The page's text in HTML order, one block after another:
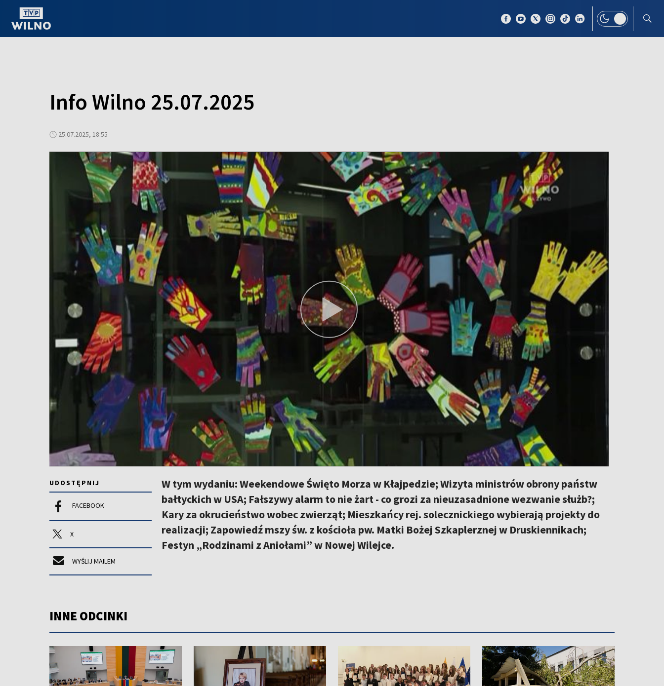
Info Wilno 25.07.2025
25.07.2025, 18:55
UDOSTĘPNIJ
FACEBOOK
X
WYŚLIJ MAILEM
W tym wydaniu: Weekendowe Święto Morza w Kłajpedzie; Wizyta ministrów obrony państw
bałtyckich w USA; Fałszywy alarm to nie żart - co grozi za nieuzasadnione wezwanie służb?;
Kary za okrucieństwo wobec zwierząt; Mieszkańcy rej. solecznickiego wybierają projekty do
realizacji; Zapowiedź mszy św. z kościoła pw. Matki Bożej Szkaplerznej w Druskiennikach;
Festyn „Rodzinami z Aniołami” w Nowej Wilejce.
INNE ODCINKI